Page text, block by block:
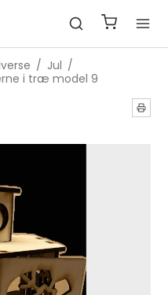
/ Jul /
i træ model 9